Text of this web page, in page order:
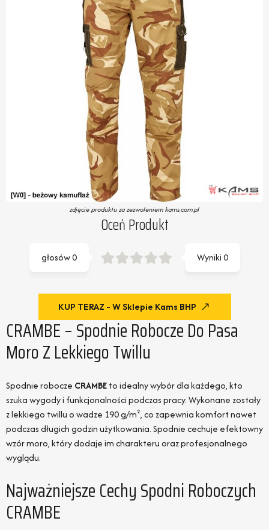
zdjęcie produktu za zezwoleniem kams.com.pl
Oceń Produkt
Wyniki0
głosów0
KUP TERAZ - W Sklepie Kams BHP
CRAMBE – Spodnie Robocze Do Pasa
Moro Z Lekkiego Twillu
Spodnie robocze CRAMBEto idealny wybór dla każdego, kto
szuka wygody i funkcjonalności podczas pracy. Wykonane zostały
z lekkiego twillu o wadze 190 g/m², co zapewnia komfort nawet
podczas długich godzin użytkowania. Spodnie cechuje efektowny
wzór moro, który dodaje im charakteru oraz profesjonalnego
wyglądu.
Najważniejsze Cechy Spodni Roboczych
CRAMBE